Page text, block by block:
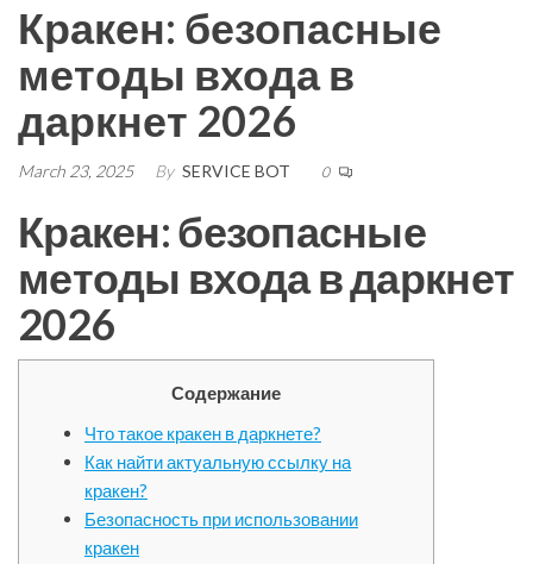
Кракен: безопасные
методы входа в
даркнет 2026
March 23, 2025 By SERVICE BOT 0
Кракен: безопасные
методы входа в даркнет
2026
Содержание
Что такое кракен в даркнете?
Как найти актуальную ссылку на
кракен?
Безопасность при использовании
кракен